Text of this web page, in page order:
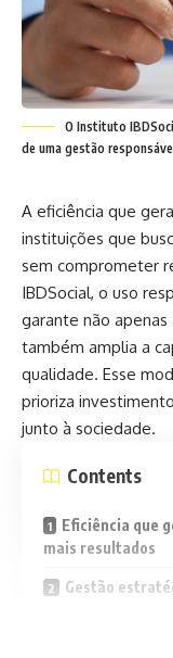
O Instituto
de uma gestão
A eficiência que
instituições que
sem comprometer
IBDSocial, o uso
garante não
também amplia a
qualidade. Esse
prioriza
junto à sociedade.
Contents
Eficiência que
mais resultados
Gestão